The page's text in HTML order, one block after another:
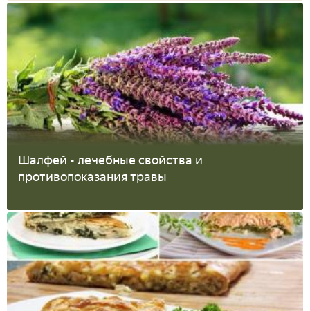
Шалфей - лечебные свойства и
противопоказания травы